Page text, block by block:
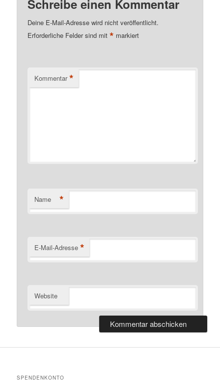
Schreibe einen Kommentar
Deine E-Mail-Adresse wird nicht veröffentlicht.
Erforderliche Felder sind mit* markiert
Kommentar *
Name *
E-Mail-Adresse *
Website
SPENDENKONTO